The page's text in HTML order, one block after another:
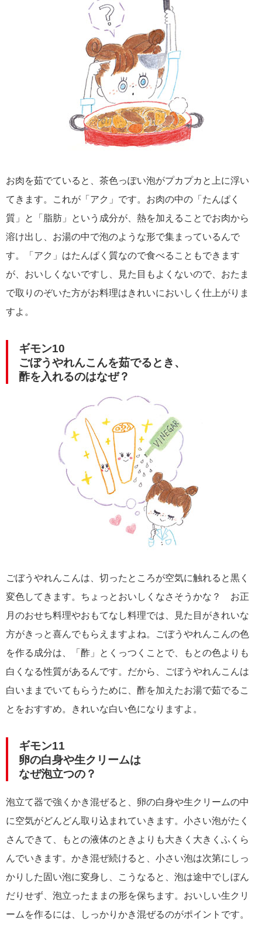
お肉を茹でていると、茶色っぽい泡がプカプカと上に浮い
てきます。これが「アク」です。お肉の中の「たんぱく
質」と「脂肪」という成分が、熱を加えることでお肉から
溶け出し、お湯の中で泡のような形で集まっているんで
す。「アク」はたんぱく質なので食べることもできます
が、おいしくないですし、見た目もよくないので、おたま
で取りのぞいた方がお料理はきれいにおいしく仕上がりま
すよ。
ギモン10
ごぼうやれんこんを茹でるとき、
酢を入れるのはなぜ？
ごぼうやれんこんは、切ったところが空気に触れると黒く
変色してきます。ちょっとおいしくなさそうかな？ お正
月のおせち料理やおもてなし料理では、見た目がきれいな
方がきっと喜んでもらえますよね。ごぼうやれんこんの色
を作る成分は、「酢」とくっつくことで、もとの色よりも
白くなる性質があるんです。だから、ごぼうやれんこんは
白いままでいてもらうために、酢を加えたお湯で茹でるこ
とをおすすめ。きれいな白い色になりますよ。
ギモン11
卵の白身や生クリームは
なぜ泡立つの？
泡立て器で強くかき混ぜると、卵の白身や生クリームの中
に空気がどんどん取り込まれていきます。小さい泡がたく
さんできて、もとの液体のときよりも大きく大きくふくら
んでいきます。かき混ぜ続けると、小さい泡は次第にしっ
かりした固い泡に変身し、こうなると、泡は途中でしぼん
だりせず、泡立ったままの形を保ちます。おいしい生クリ
ームを作るには、しっかりかき混ぜるのがポイントです。